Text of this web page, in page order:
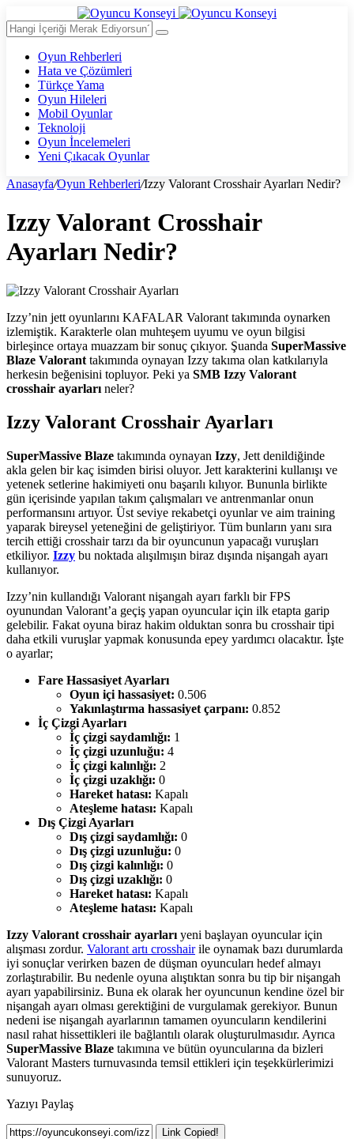
Oyun Rehberleri
Hata ve Çözümleri
Türkçe Yama
Oyun Hileleri
Mobil Oyunlar
Teknoloji
Oyun İncelemeleri
Yeni Çıkacak Oyunlar
Anasayfa/Oyun Rehberleri/Izzy Valorant Crosshair Ayarları Nedir?
Izzy Valorant Crosshair
Ayarları Nedir?
Izzy’nin jett oyunlarını KAFALAR Valorant takımında oynarken
izlemiştik. Karakterle olan muhteşem uyumu ve oyun bilgisi
birleşince ortaya muazzam bir sonuç çıkıyor. Şuanda SuperMassive
Blaze Valorant takımında oynayan Izzy takıma olan katkılarıyla
herkesin beğenisini topluyor. Peki ya SMB Izzy Valorant
crosshair ayarları neler?
Izzy Valorant Crosshair Ayarları
SuperMassive Blaze takımında oynayan Izzy, Jett denildiğinde
akla gelen bir kaç isimden birisi oluyor. Jett karakterini kullanışı ve
yetenek setlerine hakimiyeti onu başarılı kılıyor. Bununla birlikte
gün içerisinde yapılan takım çalışmaları ve antrenmanlar onun
performansını artıyor. Üst seviye rekabetçi oyunlar ve aim training
yaparak bireysel yeteneğini de geliştiriyor. Tüm bunların yanı sıra
tercih ettiği crosshair tarzı da bir oyuncunun yapacağı vuruşları
etkiliyor. Izzy bu noktada alışılmışın biraz dışında nişangah ayarı
kullanıyor.
Izzy’nin kullandığı Valorant nişangah ayarı farklı bir FPS
oyunundan Valorant’a geçiş yapan oyuncular için ilk etapta garip
gelebilir. Fakat oyuna biraz hakim olduktan sonra bu crosshair tipi
daha etkili vuruşlar yapmak konusunda epey yardımcı olacaktır. İşte
o ayarlar;
Fare Hassasiyet Ayarları
Oyun içi hassasiyet: 0.506
Yakınlaştırma hassasiyet çarpanı: 0.852
İç Çizgi Ayarları
İç çizgi saydamlığı: 1
İç çizgi uzunluğu: 4
İç çizgi kalınlığı: 2
İç çizgi uzaklığı: 0
Hareket hatası: Kapalı
Ateşleme hatası: Kapalı
Dış Çizgi Ayarları
Dış çizgi saydamlığı: 0
Dış çizgi uzunluğu: 0
Dış çizgi kalınlığı: 0
Dış çizgi uzaklığı: 0
Hareket hatası: Kapalı
Ateşleme hatası: Kapalı
Izzy Valorant crosshair ayarları yeni başlayan oyuncular için
alışması zordur. Valorant artı crosshairile oynamak bazı durumlarda
iyi sonuçlar verirken bazen de düşman oyuncuları hedef almayı
zorlaştırabilir. Bu nedenle oyuna alıştıktan sonra bu tip bir nişangah
ayarı yapabilirsiniz. Buna ek olarak her oyuncunun kendine özel bir
nişangah ayarı olması gerektiğini de vurgulamak gerekiyor. Bunun
nedeni ise nişangah ayarlarının tamamen oyuncuların kendilerini
nasıl rahat hissettikleri ile bağlantılı olarak oluşturulmasıdır. Ayrıca
SuperMassive Blaze takımına ve bütün oyuncularına da bizleri
Valorant Masters turnuvasında temsil ettikleri için teşekkürlerimizi
sunuyoruz.
Yazıyı Paylaş
Link Copied!